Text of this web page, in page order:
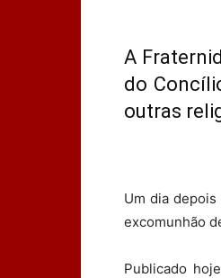
A
do
outras
Um dia
excomunhão
Publicado